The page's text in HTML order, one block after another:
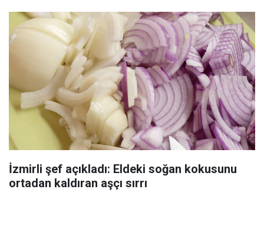
İzmirli şef açıkladı: Eldeki soğan kokusunu
ortadan kaldıran aşçı sırrı